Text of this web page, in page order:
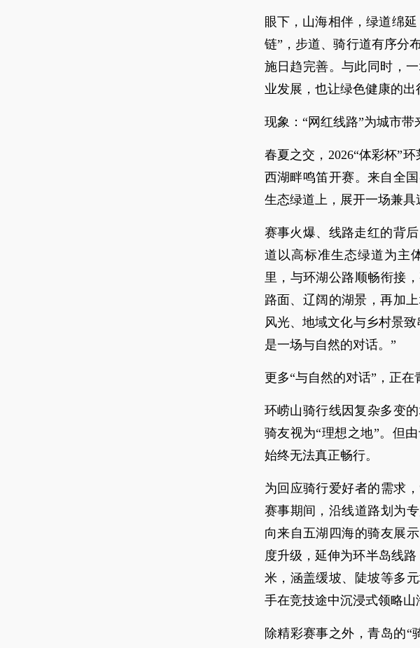
眼下，山海相伴，绿道绵
链”，步道、骑行道有序分
施日趋完善。与此同时，
业发展，也让绿色健康的出
现象：“网红线路”为城市带
春夏之交，2026“体彩杯”
西湖畔鸣笛开赛。来自全
生态绿道上，展开一场兼具
赛事火爆、线路走红的背
道以高标准生态绿道为主
里，与环湖公路顺畅衔接
路面、辽阔的湖景，再加
风光、地域文化与乡村景
是一场与自然的对话。”
更多“与自然的对话”，正在
环崂山骑行线因复杂多变
骑友视为“理想之地”。但
始终无法真正畅行。
为回应骑行爱好者的需求
赛事期间，沿线道路划为
向来自五湖四海的骑友展
度升级，延伸为环半岛线
米，涵盖缓坡、陡坡等多
手在竞技途中沉浸式领略山
除精彩赛事之外，青岛的“